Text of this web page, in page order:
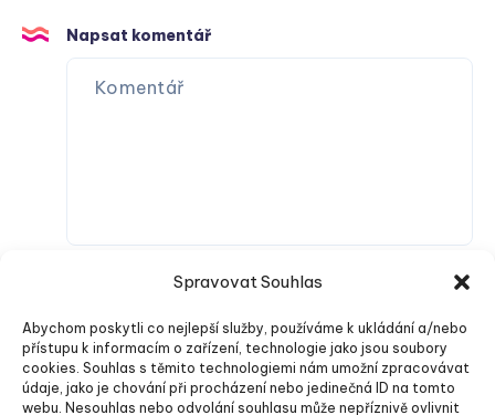
Spravovat Souhlas
Abychom poskytli co nejlepší služby, používáme k ukládání a/nebo
přístupu k informacím o zařízení, technologie jako jsou soubory
cookies. Souhlas s těmito technologiemi nám umožní zpracovávat
údaje, jako je chování při procházení nebo jedinečná ID na tomto
webu. Nesouhlas nebo odvolání souhlasu může nepříznivě ovlivnit
Napsat komentář